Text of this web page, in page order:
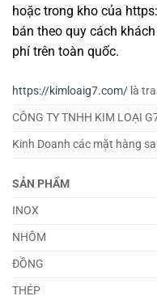
hoặc trong kho của
bán theo quy cách
phí trên toàn quốc.
https://kimloaig7.com/ là
CÔNG TY TNHH KIM LOẠI
Kinh Doanh các mặt hàng
SẢN PHẨM
INOX
NHÔM
ĐỒNG
THÉP